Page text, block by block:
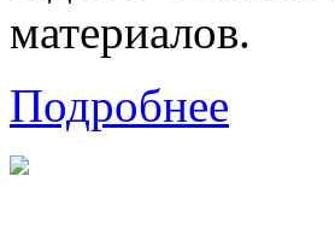
материалов.
Подробнее